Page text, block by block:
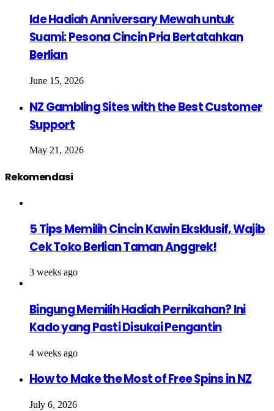
Ide Hadiah Anniversary Mewah untuk
Suami: Pesona Cincin Pria Bertatahkan
Berlian
June 15, 2026
NZ Gambling Sites with the Best Customer
Support
May 21, 2026
Rekomendasi
5 Tips Memilih Cincin Kawin Eksklusif, Wajib
Cek Toko Berlian Taman Anggrek!
3 weeks ago
Bingung Memilih Hadiah Pernikahan? Ini
Kado yang Pasti Disukai Pengantin
4 weeks ago
How to Make the Most of Free Spins in NZ
July 6, 2026